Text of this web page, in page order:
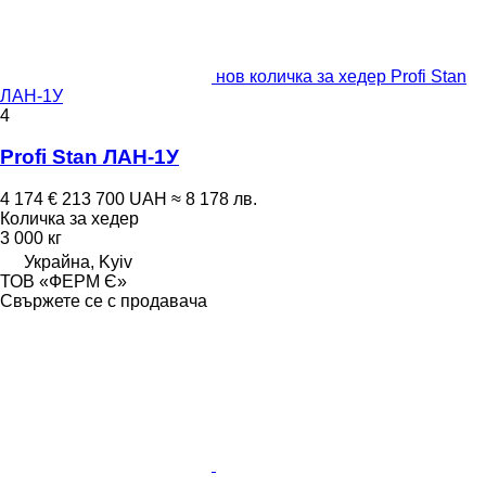
нов количка за хедер Profi Stan
ЛАН-1У
4
Profi Stan ЛАН-1У
4 174 € 213 700 UAH ≈ 8 178 лв.
Количка за хедер
3 000 кг
Украйна, Kyiv
ТОВ «ФЕРМ Є»
Свържете се с продавача